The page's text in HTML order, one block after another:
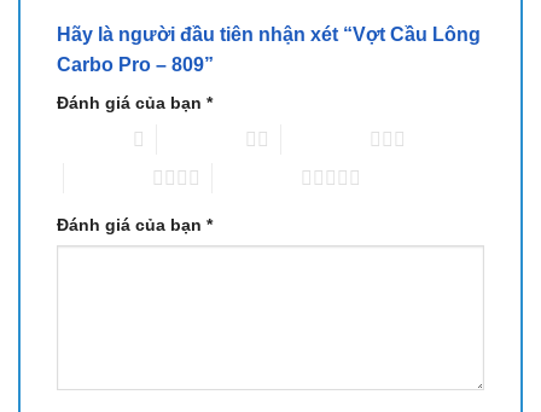
Hãy là người đầu tiên nhận xét “Vợt Cầu Lông
Carbo Pro – 809”
Đánh giá của bạn *
Đánh giá của bạn *